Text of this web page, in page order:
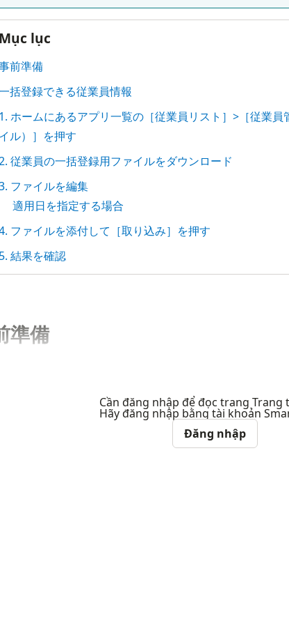
Mục lục
前準備
括登録できる従業員情報
1. ホームにあるアプリ一覧の［従業員リスト］>［従業
イル）］を押す
従業員の一括登録用ファイルをダウンロード
ファイルを編集
適用日を指定する場合
ファイルを添付して［取り込み］を押す
5. 結果を確認
準備
Cần đăng nhập để đọc trang Trang
Hãy đăng nhập bằng tài khoản
Đăng nhập